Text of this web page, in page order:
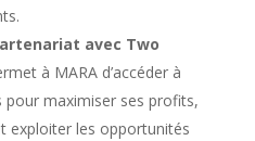
avec Two
à MARA d’accéder à
pour maximiser ses profits,
exploiter les opportunités